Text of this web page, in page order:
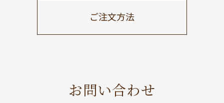
ご注文方法
お問い合わせ